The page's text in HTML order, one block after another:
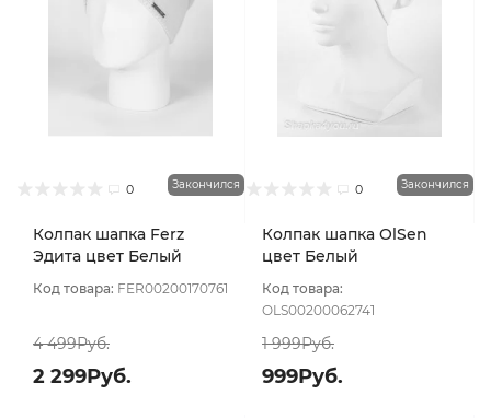
0 Закончился
Колпак шапка Ferz
Эдита цвет Белый
Код товара: FER00200170761
4 499Руб.
2 299Руб.
0 Закончился
Колпак шапка OlSen
цвет Белый
Код товара:
OLS00200062741
1 999Руб.
999Руб.